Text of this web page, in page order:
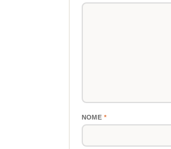
NOME *